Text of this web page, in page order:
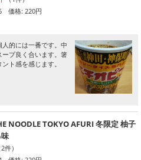
価格: 220円
的には一番です。中
プ良く合います。箸
ト感を感じます。
NOODLE TOKYO AFURI 冬限定 柚子
2件）